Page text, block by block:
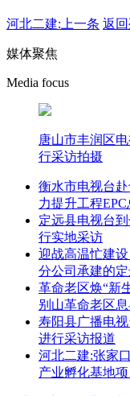
河北二建: 上一条 返
媒体聚焦
Media focus
唐山市丰润区
行采访拍摄
衡水市电视台
力提升工程
定远县电视台
行实地采访
迎战高温忙建
分公司承建的
革命老区焕“新
别山革命老区
寿阳县广播电
进行采访报道
河北二建:张家
产业孵化基地